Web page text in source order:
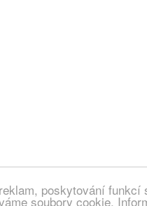
poskytování
soubory cookie.